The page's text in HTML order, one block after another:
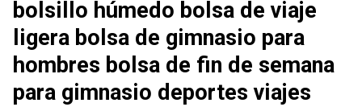
bolsillo húmedo bolsa de viaje
ligera bolsa de gimnasio para
hombres bolsa de fin de semana
para gimnasio deportes viajes